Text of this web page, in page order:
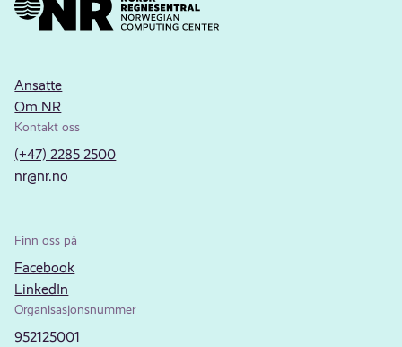
Ansatte
Om NR
Kontakt oss
(+47) 2285 2500
nr@nr.no
Finn oss på
Facebook
LinkedIn
Organisasjonsnummer
952125001